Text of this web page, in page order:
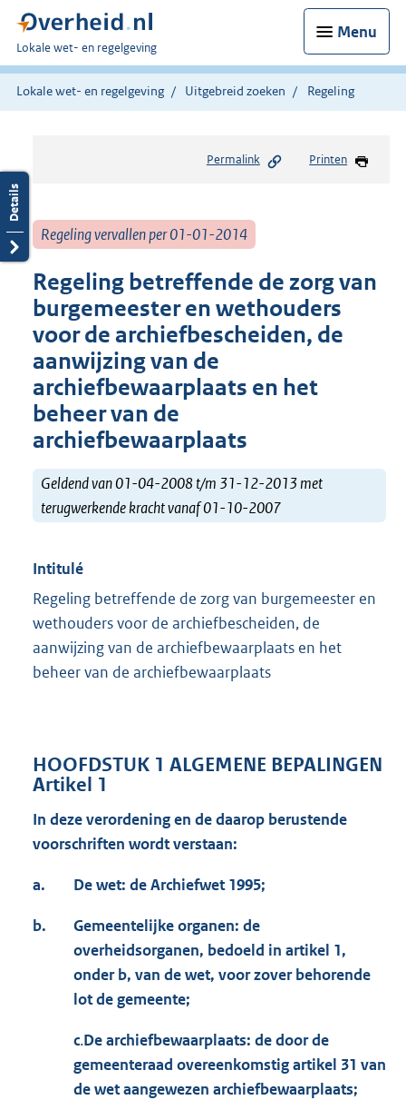
Menu
U
bent
hier:
Lokale wet- en regelgeving
Lokale wet- en regelgeving Uitgebreid zoeken Regeling
Permalink Printen
Regeling vervallen per 01-01-2014
Regeling betreffende de zorg van
burgemeester en wethouders
voor de archiefbescheiden, de
aanwijzing van de
archiefbewaarplaats en het
beheer van de
archiefbewaarplaats
Geldend van 01-04-2008 t/m 31-12-2013 met
terugwerkende kracht vanaf 01-10-2007
Intitulé
Regeling betreffende de zorg van burgemeester en
wethouders voor de archiefbescheiden, de
aanwijzing van de archiefbewaarplaats en het
beheer van de archiefbewaarplaats
HOOFDSTUK 1 ALGEMENE BEPALINGEN
Artikel 1
In deze verordening en de daarop berustende
voorschriften wordt verstaan:
a. De wet: de Archiefwet 1995;
b.
Gemeentelijke organen: de
overheidsorganen, bedoeld in artikel 1,
onder b, van de wet, voor zover behorende
lot de gemeente;
c.De archiefbewaarplaats: de door de
gemeenteraad overeenkomstig artikel 31 van
de wet aangewezen archiefbewaarplaats;